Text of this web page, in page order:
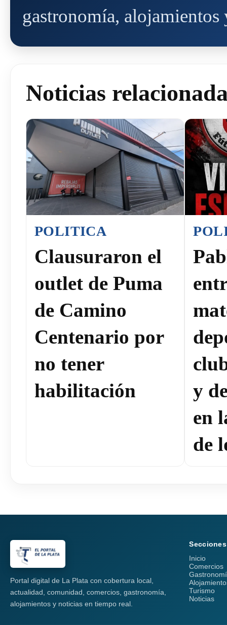
gastronomía,
Noticias
POLITICA
Clausuraron el
outlet de Puma
de Camino
Centenario por
no tener
habilitación
y
en
de
Portal digital de La Plata con cobertura local,
actualidad, comunidad, comercios, gastronomía,
alojamientos y noticias en tiempo real.
Secciones
Inicio
Comercios
Turismo
Noticias